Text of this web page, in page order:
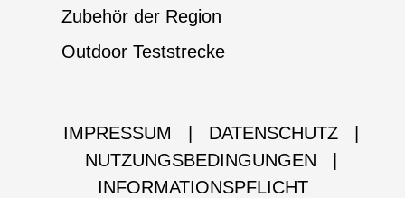
Zubehör der Region
Outdoor Teststrecke
IMPRESSUM DATENSCHUTZ
NUTZUNGSBEDINGUNGEN
INFORMATIONSPFLICHT